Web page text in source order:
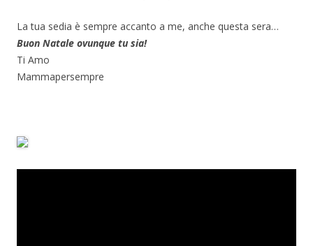
La tua sedia è sempre accanto a me, anche questa sera…
Buon Natale ovunque tu sia!
Ti Amo
Mammapersempre